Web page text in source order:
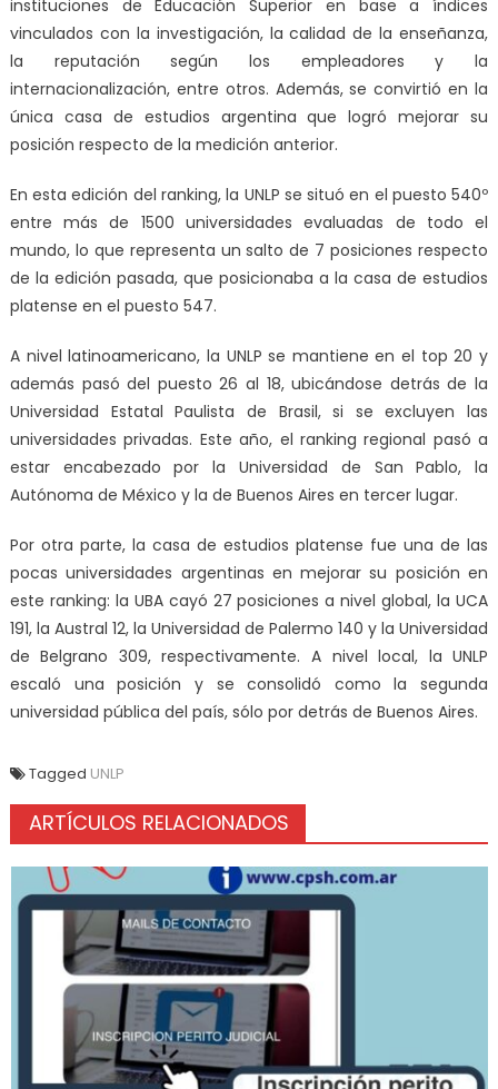
instituciones de Educación Superior en base a índices
vinculados con la investigación, la calidad de la enseñanza,
la reputación según los empleadores y la
internacionalización, entre otros. Además, se convirtió en la
única casa de estudios argentina que logró mejorar su
posición respecto de la medición anterior.
En esta edición del ranking, la UNLP se situó en el puesto 540º
entre más de 1500 universidades evaluadas de todo el
mundo, lo que representa un salto de 7 posiciones respecto
de la edición pasada, que posicionaba a la casa de estudios
platense en el puesto 547.
A nivel latinoamericano, la UNLP se mantiene en el top 20 y
además pasó del puesto 26 al 18, ubicándose detrás de la
Universidad Estatal Paulista de Brasil, si se excluyen las
universidades privadas. Este año, el ranking regional pasó a
estar encabezado por la Universidad de San Pablo, la
Autónoma de México y la de Buenos Aires en tercer lugar.
Por otra parte, la casa de estudios platense fue una de las
pocas universidades argentinas en mejorar su posición en
este ranking: la UBA cayó 27 posiciones a nivel global, la UCA
191, la Austral 12, la Universidad de Palermo 140 y la Universidad
de Belgrano 309, respectivamente. A nivel local, la UNLP
escaló una posición y se consolidó como la segunda
universidad pública del país, sólo por detrás de Buenos Aires.
Tagged UNLP
ARTÍCULOS RELACIONADOS